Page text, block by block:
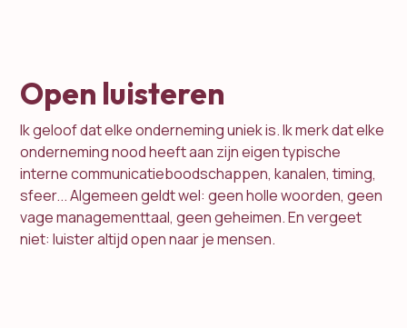
Open luisteren
Ik geloof dat elke onderneming uniek is. Ik merk dat elke
onderneming nood heeft aan zijn eigen typische
interne communicatieboodschappen, kanalen, timing,
sfeer... Algemeen geldt wel: geen holle woorden, geen
vage managementtaal, geen geheimen. En vergeet
niet: luister altijd open naar je mensen.